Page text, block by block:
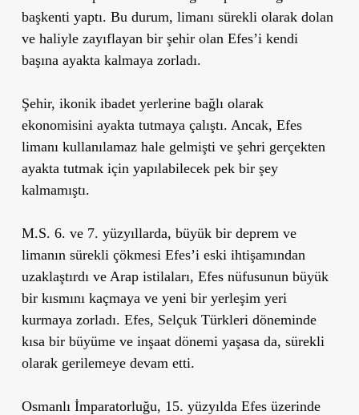
başkenti yaptı. Bu durum, limanı sürekli olarak dolan
ve haliyle zayıflayan bir şehir olan Efes’i kendi
başına ayakta kalmaya zorladı.
Şehir, ikonik ibadet yerlerine bağlı olarak
ekonomisini ayakta tutmaya çalıştı. Ancak, Efes
limanı kullanılamaz hale gelmişti ve şehri gerçekten
ayakta tutmak için yapılabilecek pek bir şey
kalmamıştı.
M.S. 6. ve 7. yüzyıllarda, büyük bir deprem ve
limanın sürekli çökmesi Efes’i eski ihtişamından
uzaklaştırdı ve Arap istilaları, Efes nüfusunun büyük
bir kısmını kaçmaya ve yeni bir yerleşim yeri
kurmaya zorladı. Efes, Selçuk Türkleri döneminde
kısa bir büyüme ve inşaat dönemi yaşasa da, sürekli
olarak gerilemeye devam etti.
Osmanlı İmparatorluğu, 15. yüzyılda Efes üzerinde